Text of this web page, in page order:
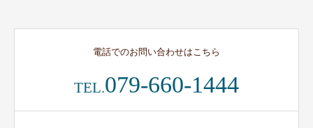
電話でのお問い合わせはこちら
TEL.079-660-1444